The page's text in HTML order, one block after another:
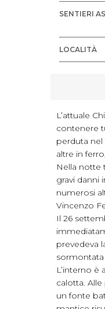
SENTIERI
LOCALITÀ
L’attuale
contenere
perduta nel
altre in
Nella notte
gravi danni
numerosi
Vincenzo
Il 26
prevedeva
L’interno
calotta.
un fonte